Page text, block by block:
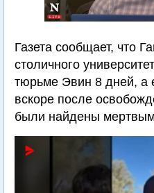
Газета сообщает, что
столичного
тюрьме Эвин 8 дней, а
вскоре после
были найдены